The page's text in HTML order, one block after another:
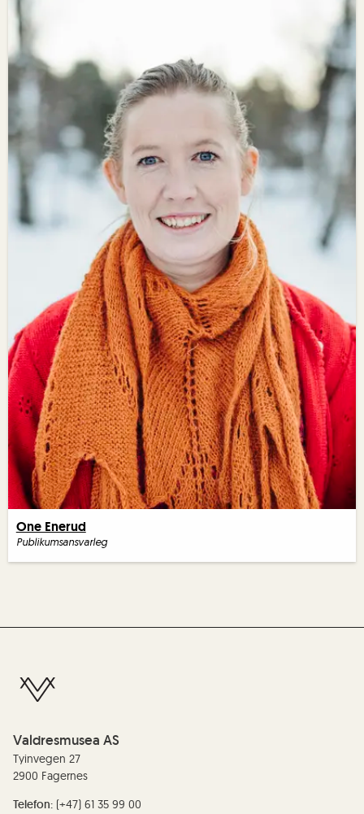
One Enerud
Publikumsansvarleg
Valdresmusea AS
Tyinvegen 27
2900 Fagernes
Telefon: (+47) 61 35 99 00